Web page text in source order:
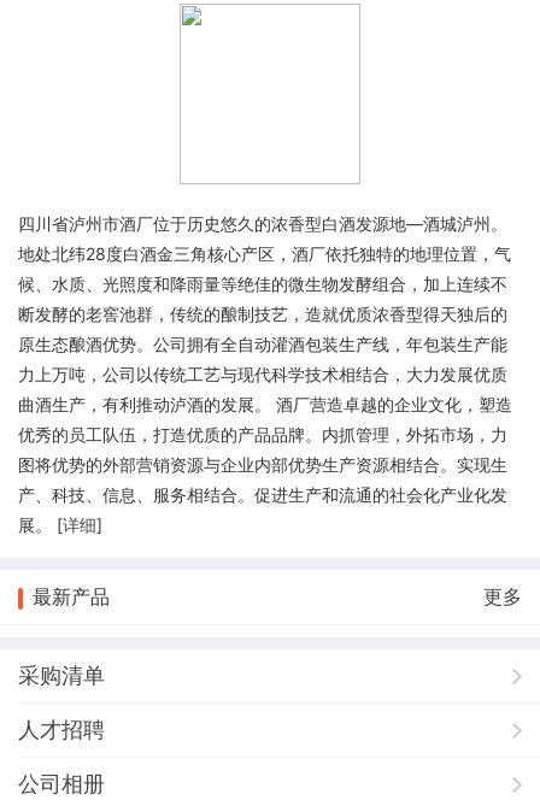
四川省泸州市酒厂位于历史悠久的浓香型白酒发源地—酒城泸州。
地处北纬28度白酒金三角核心产区，酒厂依托独特的地理位置，气
候、水质、光照度和降雨量等绝佳的微生物发酵组合，加上连续不
断发酵的老窖池群，传统的酿制技艺，造就优质浓香型得天独后的
原生态酿酒优势。公司拥有全自动灌酒包装生产线，年包装生产能
力上万吨，公司以传统工艺与现代科学技术相结合，大力发展优质
曲酒生产，有利推动泸酒的发展。 酒厂营造卓越的企业文化，塑造
优秀的员工队伍，打造优质的产品品牌。内抓管理，外拓市场，力
图将优势的外部营销资源与企业内部优势生产资源相结合。实现生
产、科技、信息、服务相结合。促进生产和流通的社会化产业化发
展。 [详细]
最新产品 更多
采购清单
人才招聘
公司相册